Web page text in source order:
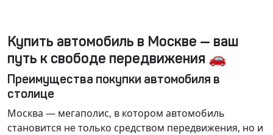
Купить автомобиль в Москве — ваш
путь к свободе передвижения 🚗
Преимущества покупки автомобиля в
столице
Москва — мегаполис, в котором автомобиль
становится не только средством передвижения, но и